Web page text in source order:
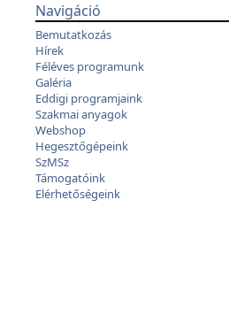
Navigáció
Bemutatkozás
Hírek
Féléves programunk
Galéria
Eddigi programjaink
Szakmai anyagok
Webshop
Hegesztőgépeink
SzMSz
Támogatóink
Elérhetőségeink